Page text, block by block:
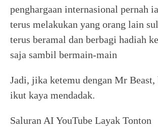
penghargaan internasional pernah
terus melakukan yang orang lain
terus beramal dan berbagi hadiah
saja sambil bermain-main
Jadi, jika ketemu dengan Mr Beast,
ikut kaya mendadak.
Saluran AI YouTube Layak Tonton